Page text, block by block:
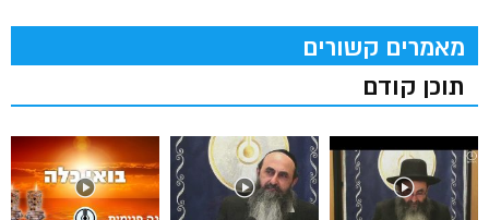
מאמרים קשורים
תוכן קודם